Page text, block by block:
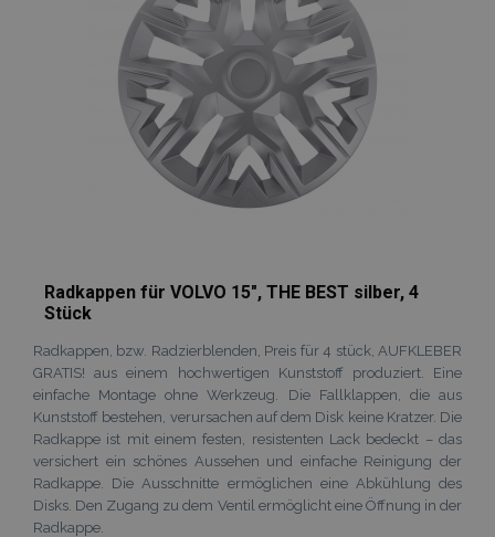
Radkappen für VOLVO 15", THE BEST silber, 4
Stück
Radkappen, bzw. Radzierblenden, Preis für 4 stück, AUFKLEBER
GRATIS! aus einem hochwertigen Kunststoff produziert. Eine
einfache Montage ohne Werkzeug. Die Fallklappen, die aus
Kunststoff bestehen, verursachen auf dem Disk keine Kratzer. Die
Radkappe ist mit einem festen, resistenten Lack bedeckt – das
versichert ein schönes Aussehen und einfache Reinigung der
Radkappe. Die Ausschnitte ermöglichen eine Abkühlung des
Disks. Den Zugang zu dem Ventil ermöglicht eine Öffnung in der
Radkappe.